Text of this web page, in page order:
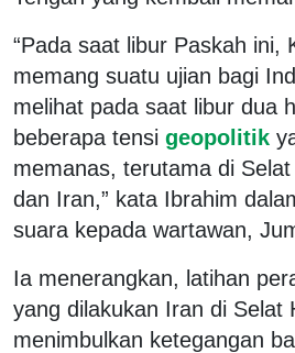
“Pada saat libur Paskah ini,
memang suatu ujian bagi
melihat pada saat libur dua
beberapa tensi geopolitik
memanas, terutama di
dan Iran,” kata Ibrahim
suara kepada wartawan,
Ia menerangkan, latihan
yang dilakukan Iran di Selat
menimbulkan ketegangan